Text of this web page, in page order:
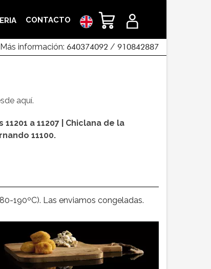
CONTACTO
Más información: 640374092 / 910842887
aquí.
a 11207 | Chiclana de la
11100.
190ºC). Las enviamos congeladas.